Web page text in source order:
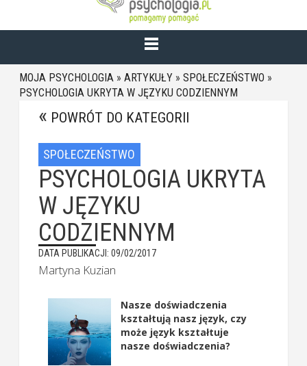
MOJA PSYCHOLOGIA » ARTYKUŁY » SPOŁECZEŃSTWO »
PSYCHOLOGIA UKRYTA W JĘZYKU CODZIENNYM
POWRÓT DO KATEGORII
SPOŁECZEŃSTWO
PSYCHOLOGIA UKRYTA
W JĘZYKU
CODZIENNYM
DATA PUBLIKACJI: 09/02/2017
Martyna Kuzian
Nasze doświadczenia
kształtują nasz język, czy
może język kształtuje
nasze doświadczenia?